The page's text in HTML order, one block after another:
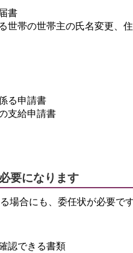
書
世帯の世帯主の氏名変更、
る申請書
支給申請書
要になります
場合にも、委任状が必要です
認できる書類